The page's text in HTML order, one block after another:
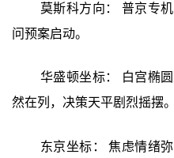
莫斯科方向： 普京专
问预案启动。
华盛顿坐标： 白宫椭
然在列，决策天平剧烈摇摆。
东京坐标： 焦虑情绪